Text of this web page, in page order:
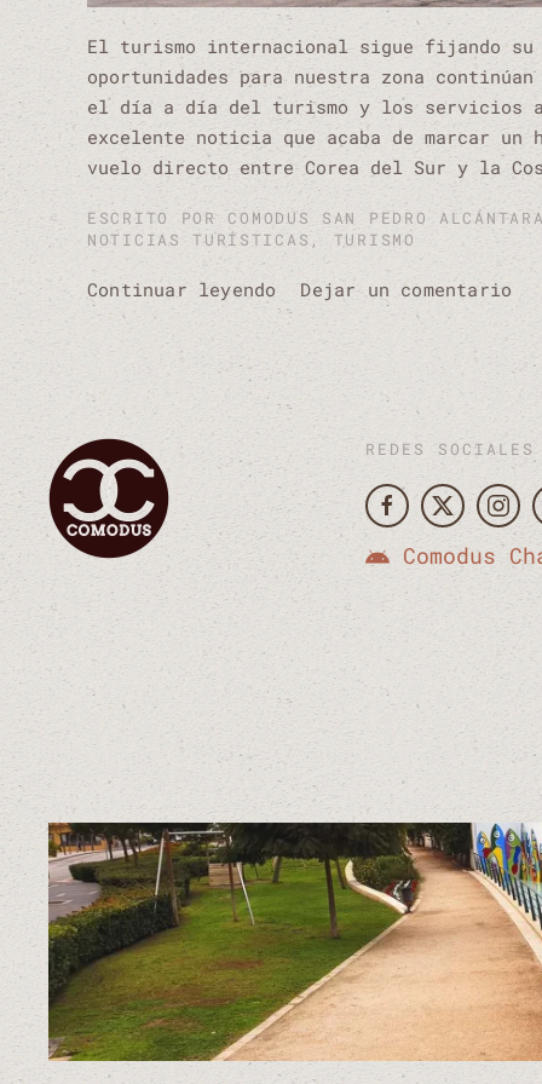
El turismo internacional sigue fijando
oportunidades para nuestra zona
el día a día del turismo y los servicios
excelente noticia que acaba de marcar
vuelo directo entre Corea del Sur y la
ESCRITO PORCOMODUS SAN PEDRO
NOTICIAS TURÍSTICAS , TURISMO
Continuar leyendo Dejar un comentario
REDES SOCIALES
Comodus